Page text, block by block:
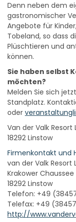
Denn neben dem
gastronomischer
Angebote für
Tobeland, so dass
Plüschtieren und
können.
Sie haben selbst
möchten?
Melden Sie sich
Standplatz.
oder
Van der Valk Resort
18292 Linstow
Firmenkontakt und
van der Valk Resort
Krakower Chaussee
18292 Linstow
Telefon: +49
Telefax: +49
http://